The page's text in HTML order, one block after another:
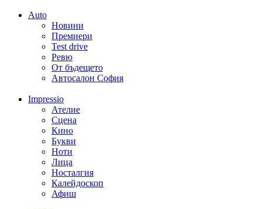
Auto
Новини
Премиери
Test drive
Ревю
От бъдещето
Автосалон София
Impressio
Ателие
Сцена
Кино
Букви
Ноти
Лица
Носталгия
Калейдоскоп
Афиш